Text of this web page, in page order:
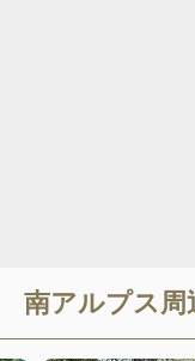
南アルプス 周